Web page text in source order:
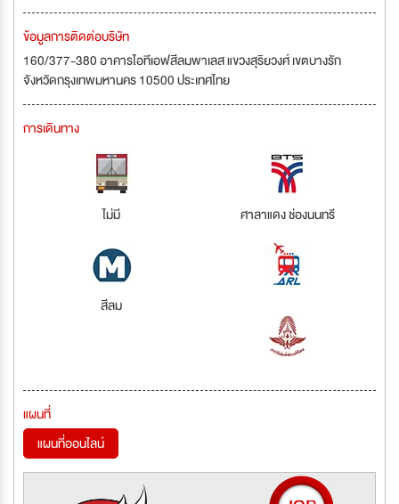
ข้อมูลการติดต่อบริษัท
160/377-380 อาคารไอทีเอฟสีลมพาเลส แขวงสุริยวงศ์ เขตบางรัก
จังหวัดกรุงเทพมหานคร 10500 ประเทศไทย
การเดินทาง
ไม่มี ศาลาแดง ช่องนนทรี
สีลม
แผนที่
แผนที่ออนไลน์